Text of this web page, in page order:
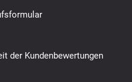
der Kundenbewertungen